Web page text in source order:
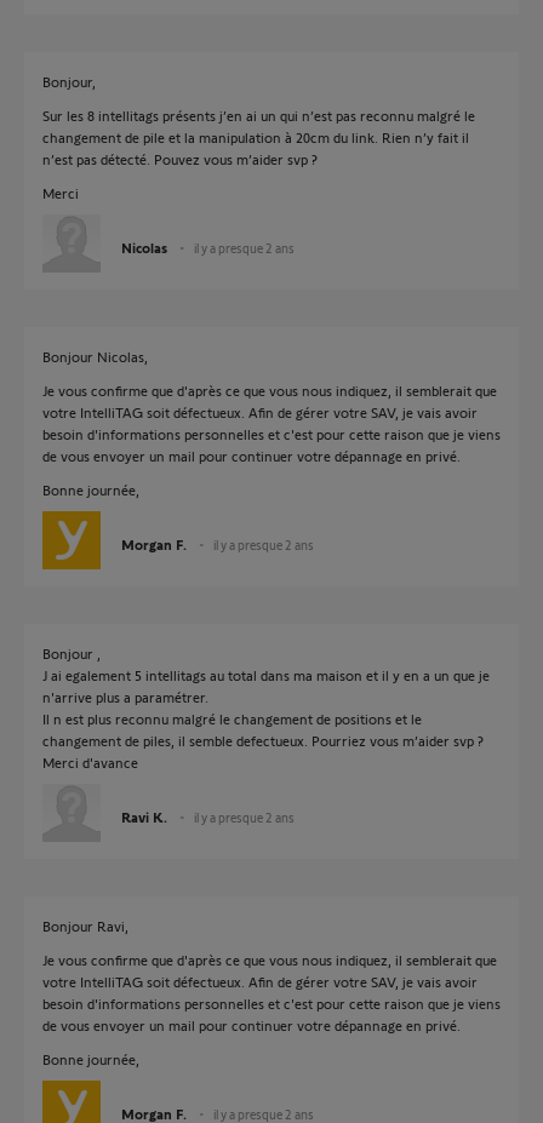
Bonjour,
Sur les 8 intellitags présents j’en ai un qui n’est pas reconnu malgré le
changement de pile et la manipulation à 20cm du link. Rien n’y fait il
n’est pas détecté. Pouvez vous m’aider svp ?
Merci
Nicolas il y a presque 2 ans
Bonjour Nicolas,
Je vous confirme que d'après ce que vous nous indiquez, il semblerait que
votre IntelliTAG soit défectueux. Afin de gérer votre SAV, je vais avoir
besoin d'informations personnelles et c'est pour cette raison que je viens
de vous envoyer un mail pour continuer votre dépannage en privé.
Bonne journée,
Morgan F. il y a presque 2 ans
Bonjour ,
J ai egalement 5 intellitags au total dans ma maison et il y en a un que je
n'arrive plus a paramétrer.
Il n est plus reconnu malgré le changement de positions et le
changement de piles, il semble defectueux. Pourriez vous m’aider svp ?
Merci d'avance
Ravi K. il y a presque 2 ans
Bonjour Ravi,
Je vous confirme que d'après ce que vous nous indiquez, il semblerait que
votre IntelliTAG soit défectueux. Afin de gérer votre SAV, je vais avoir
besoin d'informations personnelles et c'est pour cette raison que je viens
de vous envoyer un mail pour continuer votre dépannage en privé.
Bonne journée,
Morgan F. il y a presque 2 ans